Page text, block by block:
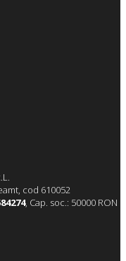
cod 610052
, Cap. soc.: 50000 RON